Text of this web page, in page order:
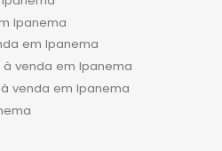
Ipanema
em Ipanema
venda em Ipanema
venda em Ipanema